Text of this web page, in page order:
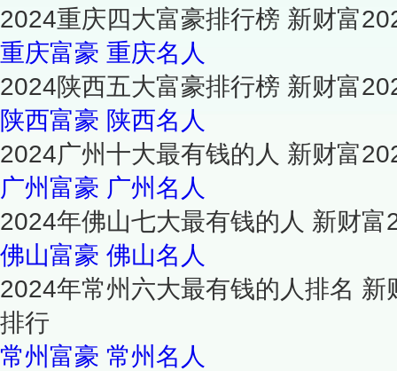
2024重庆四大富豪排行榜 新财富
重庆富豪 重庆名人
2024陕西五大富豪排行榜 新财富
陕西富豪 陕西名人
2024广州十大最有钱的人 新财富
广州富豪 广州名人
2024年佛山七大最有钱的人 新财
佛山富豪 佛山名人
2024年常州六大最有钱的人排名
排行
常州富豪 常州名人